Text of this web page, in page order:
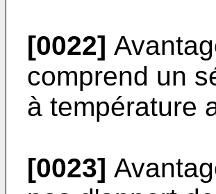
[0022]
comprend un
à température
[0023]